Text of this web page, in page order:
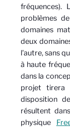
fréquences).
problèmes
domaines
deux
l'autre, sans
à haute
dans la
projet tirera
disposition
résultent
physique